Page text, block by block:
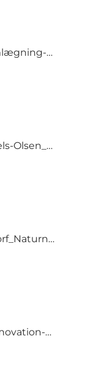
02_Strategisk-planlægning-naturområder_John-Meek_Parks-Canada.pdf
03_Ud-i-det-fri_Niels-Olsen_Nordea-fonden.pdf
04_destinature Dorf_Naturnær-og-bæredygtig-overnatning_Eva-og-Holger-Danneberg.pdf
05_Behovet-for-innovation-også-i-turismen…_Jakob-Stoumann_Proptech-Denmark.pdf